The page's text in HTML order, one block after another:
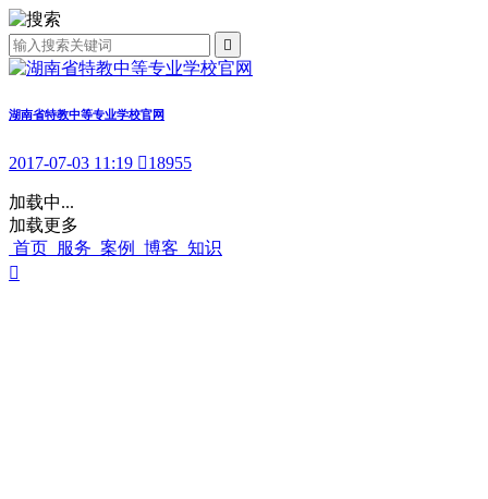

湖南省特教中等专业学校官网
2017-07-03 11:19 18955
加载中...
加载更多
首页 服务 案例 博客 知识
